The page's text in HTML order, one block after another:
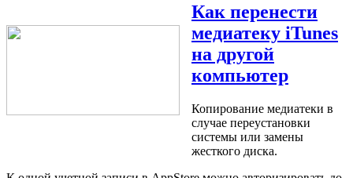
Как перенести
медиатеку iTunes
на другой
компьютер
Копирование медиатеки в
случае переустановки
системы или замены
жесткого диска.